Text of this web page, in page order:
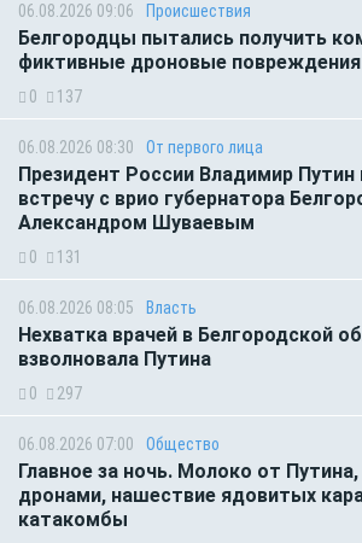
06.08.2026 09:06 Происшествия
Белгородцы пытались получить
фиктивные дроновые
0 137
06.08.2026 08:30 От первого лица
Президент России Владимир
встречу с врио губернатора
Александром Шуваевым
0 131
06.08.2026 08:05 Власть
Нехватка врачей в Белгородской
взволновала Путина
0 297
06.08.2026 07:00 Общество
Главное за ночь. Молоко от
дронами, нашествие ядовитых
катакомбы